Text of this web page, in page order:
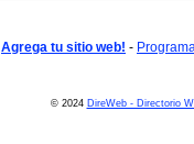
Agrega tu sitio web! -
© 2024 DireWeb - Directorio